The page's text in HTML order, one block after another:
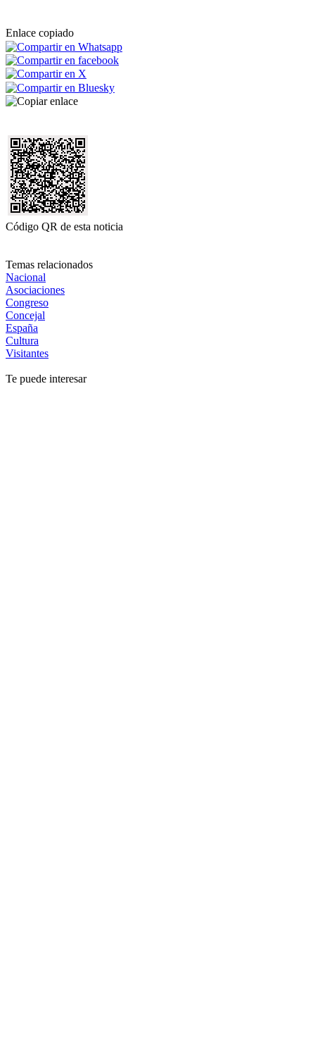
Enlace copiado
Código QR de esta noticia
Temas relacionados
Nacional
Asociaciones
Congreso
Concejal
España
Cultura
Visitantes
Te puede interesar